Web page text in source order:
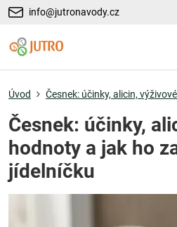
info@jutronavody.cz
Úvod Česnek: účinky, alicin,
Česnek: účinky,
hodnoty a jak ho
jídelníčku